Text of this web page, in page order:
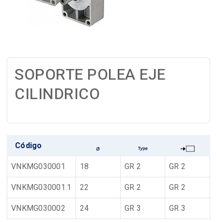
SOPORTE POLEA EJE
CILINDRICO
Código
VNKMG030001 18 GR 2 GR 2
VNKMG030001.1 22 GR 2 GR 2
VNKMG030002 24 GR 3 GR 3